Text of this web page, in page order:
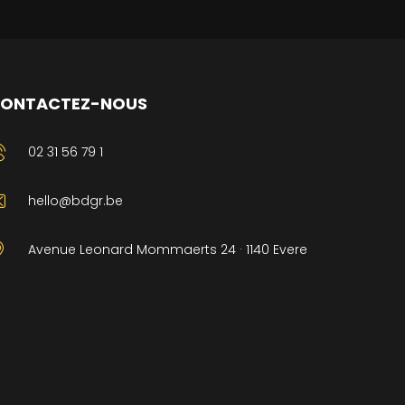
NOUS
02 31 56 79 1
hello@bdgr.be
Avenue Leonard Mommaerts 24 · 1140 Evere